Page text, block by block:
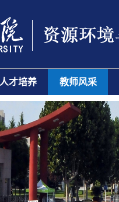
人才培养 教师风采